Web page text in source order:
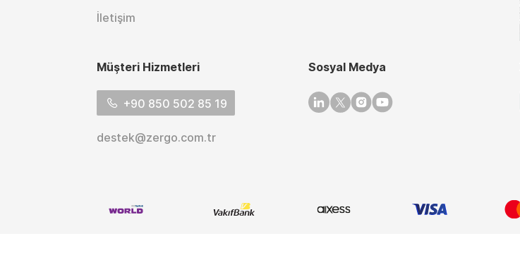
İletişim
Müşteri Hizmetleri
+90 850 502 85 19
destek@zergo.com.tr
Sosyal Medya
Linkedin
TwitterInstagram
Youtube